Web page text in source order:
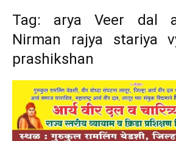
Tag: arya Veer dal
Nirman rajya stariya
prashikshan